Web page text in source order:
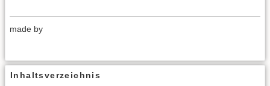
made by
Inhaltsverzeichnis